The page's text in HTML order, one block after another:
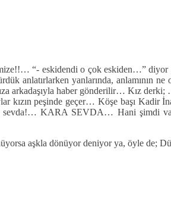
“- eskidendi o çok eskiden…”
anlatırlarken yanlarında, anlamının
arkadaşıyla haber gönderilir… Kız
peşinde geçer… Köşe başı Kadir
sevda!… KARA SEVDA… Hani şimdi
aşkla dönüyor deniyor ya, öyle de;